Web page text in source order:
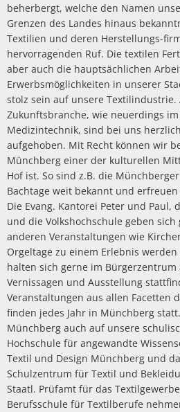
beherbergt, welche den Namen
Grenzen des Landes hinaus
Textilien und deren Herstellungs-
hervorragenden Ruf. Die textilen
aber auch die hauptsächlichen
Erwerbsmöglichkeiten in unserer
stolz sein auf unsere
Zukunftsbranche, wie neuerdings
Medizintechnik, sind bei uns
aufgehoben. Mit Recht können wir
Münchberg einer der kulturellen
Hof ist. So sind z.B. die
Bachtage weit bekannt und
Die Evang. Kantorei Peter und Paul,
und die Volkshochschule geben
anderen Veranstaltungen wie
Orgeltage zu einem Erlebnis
halten sich gerne im
Vernissagen und Ausstellung
Veranstaltungen aus allen Facetten
finden jedes Jahr in Münchberg
Münchberg auch auf unsere
Hochschule für angewandte
Textil und Design Münchberg und
Schulzentrum für Textil und
Staatl. Prüfamt für das
Berufsschule für Textilberufe